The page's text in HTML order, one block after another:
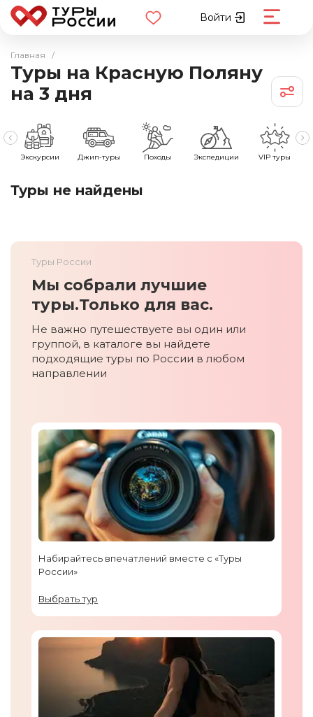
Войти
Главная /
Туры на Красную Поляну
на 3 дня
Экскурсии Джип-туры Походы Экспедиции VIP туры
Туры не найдены
Туры России
Мы собрали лучшие
туры.Только для вас.
Не важно путешествуете вы один или
группой, в каталоге вы найдете
подходящие туры по России в любом
направлении
Набирайтесь впечатлений вместе с «Туры
России»
Выбрать тур